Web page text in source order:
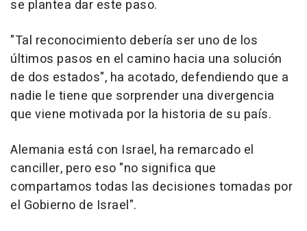
se plantea dar este paso.
"Tal reconocimiento debería ser uno de los
últimos pasos en el camino hacia una solución
de dos estados", ha acotado, defendiendo que a
nadie le tiene que sorprender una divergencia
que viene motivada por la historia de su país.
Alemania está con Israel, ha remarcado el
canciller, pero eso "no significa que
compartamos todas las decisiones tomadas por
el Gobierno de Israel".